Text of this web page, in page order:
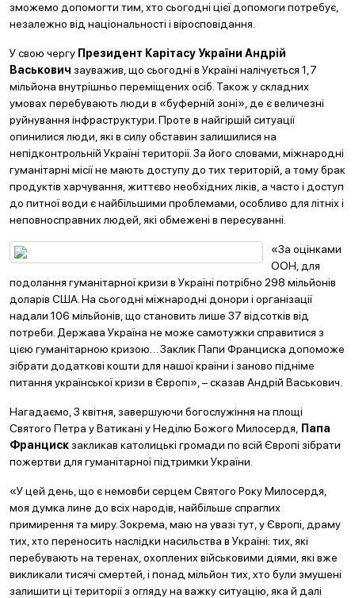
зможемо допомогти тим, хто сьогодні цієї допомоги потребує,
незалежно від національності і віросповідання.
У свою чергу Президент Карітасу України Андрій
Васькович зауважив, що сьогодні в Україні налічується 1,7
мільйона внутрішньо переміщених осіб. Також у складних
умовах перебувають люди в «буферній зоні», де є величезні
руйнування інфраструктури. Проте в найгіршій ситуації
опинилися люди, які в силу обставин залишилися на
непідконтрольній Україні території. За його словами, міжнародні
гуманітарні місії не мають доступу до тих територій, а тому брак
продуктів харчування, життєво необхідних ліків, а часто і доступ
до питної води є найбільшими проблемами, особливо для літніх і
неповносправних людей, які обмежені в пересуванні.
«За оцінками
ООН, для
подолання гуманітарної кризи в Україні потрібно 298 мільйонів
доларів США. На сьогодні міжнародні донори і організації
надали 106 мільйонів, що становить лише 37 відсотків від
потреби. Держава Україна не може самотужки справитися з
цією гуманітарною кризою… Заклик Папи Франциска допоможе
зібрати додаткові кошти для нашої країни і заново підніме
питання української кризи в Європі», – сказав Андрій Васькович.
Нагадаємо, 3 квітня, завершуючи богослужіння на площі
Святого Петра у Ватикані у Неділю Божого Милосердя,
Папа
Францискзакликав католицькі громади по всій Європі зібрати
пожертви для гуманітарної підтримки України.
«У цей день, що є немовби серцем Святого Року Милосердя,
моя думка лине до всіх народів, найбільше спраглих
примирення та миру. Зокрема, маю на увазі тут, у Європі, драму
тих, хто переносить наслідки насильства в Україні: тих, які
перебувають на теренах, охоплених військовими діями, які вже
викликали тисячі смертей, і понад мільйон тих, хто були змушені
залишити ці території з огляду на важку ситуацію, яка й далі